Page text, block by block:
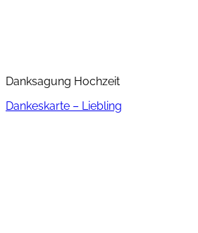
Danksagung Hochzeit
Dankeskarte – Liebling